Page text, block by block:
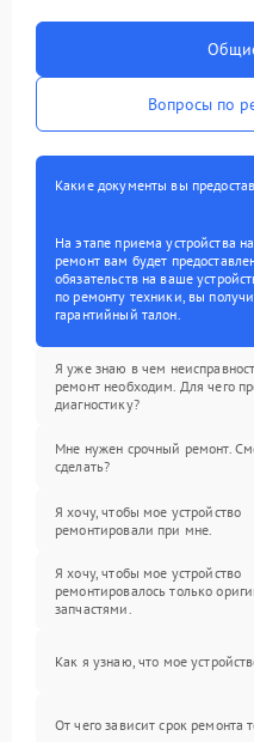
Вопросы по
Какие документы вы
На этапе приема устройства
ремонт вам будет
обязательств на ваше
по ремонту техники, вы
гарантийный талон.
Я уже знаю в чем
ремонт необходим. Для чего
диагностику?
Мне нужен срочный ремонт.
сделать?
Я хочу, чтобы мое устройство
ремонтировали при мне.
Я хочу, чтобы мое устройство
ремонтировалось только
запчастями.
Как я узнаю, что мое
От чего зависит срок ремонта